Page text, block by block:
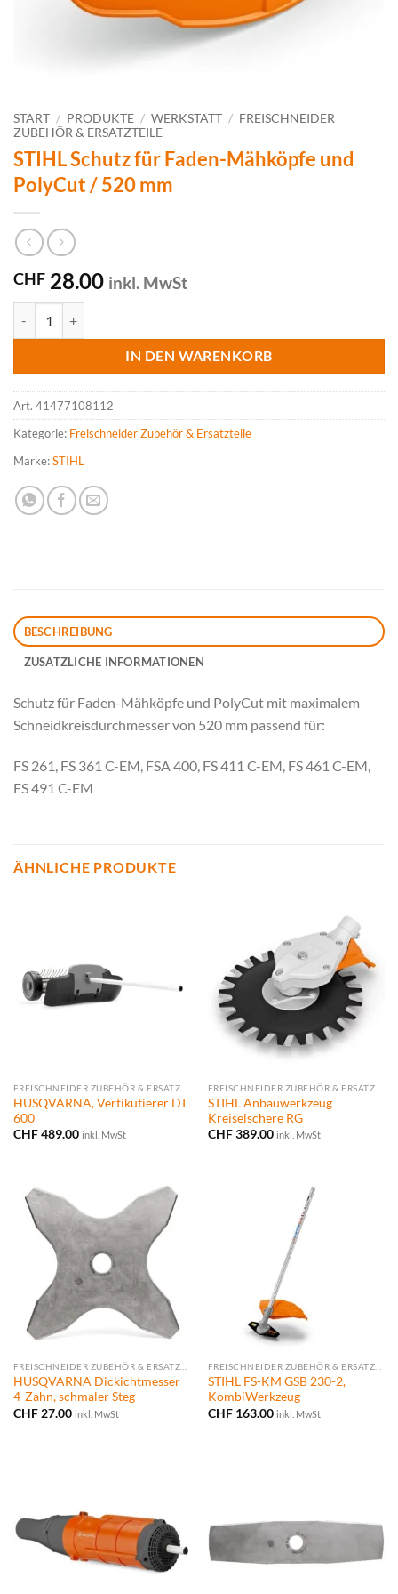
START / PRODUKTE / WERKSTATT / FREISCHNEIDER
ZUBEHÖR & ERSATZTEILE
STIHL Schutz für Faden-Mähköpfe und
PolyCut / 520 mm
CHF 28.00 inkl. MwSt
IN DEN WARENKORB
Art. 41477108112
Kategorie: Freischneider Zubehör & Ersatzteile
Marke:STIHL
BESCHREIBUNG
ZUSÄTZLICHE INFORMATIONEN
Schutz für Faden-Mähköpfe und PolyCut mit maximalem
Schneidkreisdurchmesser von 520 mm passend für:
FS 261, FS 361 C-EM, FSA 400, FS 411 C-EM, FS 461 C-EM,
FS 491 C-EM
ÄHNLICHE PRODUKTE
HUSQVARNA, Vertikutierer DT
600
CHF489.00 inkl. MwSt
STIHL Anbauwerkzeug
Kreiselschere RG
CHF389.00 inkl. MwSt
FREISCHNEIDER ZUBEHÖR & ERSATZTEILE
HUSQVARNA Dickichtmesser
4-Zahn, schmaler Steg
CHF27.00 inkl. MwSt
FREISCHNEIDER ZUBEHÖR & ERSATZTEILE
STIHL FS-KM GSB 230-2,
KombiWerkzeug
CHF163.00 inkl. MwSt